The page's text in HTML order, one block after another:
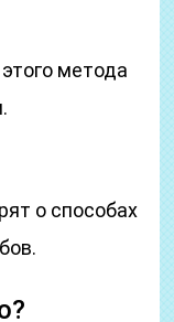
метода
о способах